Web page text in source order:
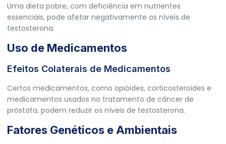
Uma dieta pobre, com deficiência em nutrientes
essenciais, pode afetar negativamente os níveis de
testosterona.
Uso de Medicamentos
Efeitos Colaterais de Medicamentos
Certos medicamentos, como opióides, corticosteroides e
medicamentos usados no tratamento de câncer de
próstata, podem reduzir os níveis de testosterona.
Fatores Genéticos e Ambientais